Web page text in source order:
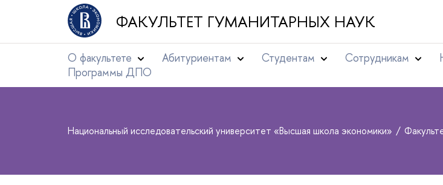
ФАКУЛЬТЕТ ГУМАНИТАРНЫХ НАУК
О факультете Абитуриентам Студентам Сотрудникам
Программы ДПО
Национальный исследовательский университет «Высшая школа экономики»